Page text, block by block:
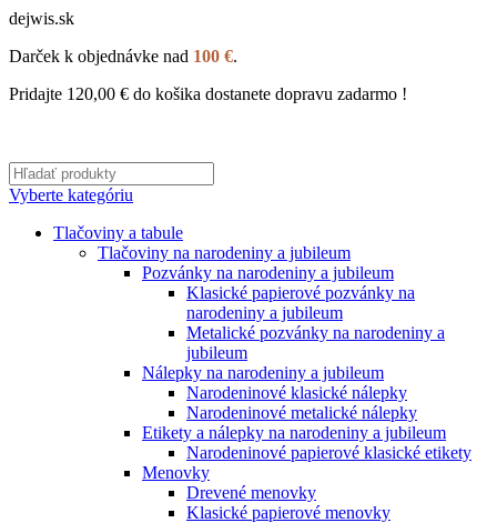
dejwis.sk
Darček k objednávke nad 100 €.
Pridajte 120,00 € do košika dostanete dopravu zadarmo !
Vyberte kategóriu
Tlačoviny a tabule
Tlačoviny na narodeniny a jubileum
Pozvánky na narodeniny a jubileum
Klasické papierové pozvánky na
narodeniny a jubileum
Metalické pozvánky na narodeniny a
jubileum
Nálepky na narodeniny a jubileum
Narodeninové klasické nálepky
Narodeninové metalické nálepky
Etikety a nálepky na narodeniny a jubileum
Narodeninové papierové klasické etikety
Menovky
Drevené menovky
Klasické papierové menovky